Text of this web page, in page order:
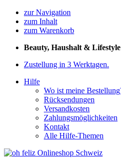
zur Navigation
zum Inhalt
zum Warenkorb
Beauty, Haushalt & Lifestyle
Zustellung in 3 Werktagen.
Hilfe
Wo ist meine
Rücksendungen
Versandkosten
Zahlungsmöglichkeiten
Kontakt
Alle Hilfe-Themen